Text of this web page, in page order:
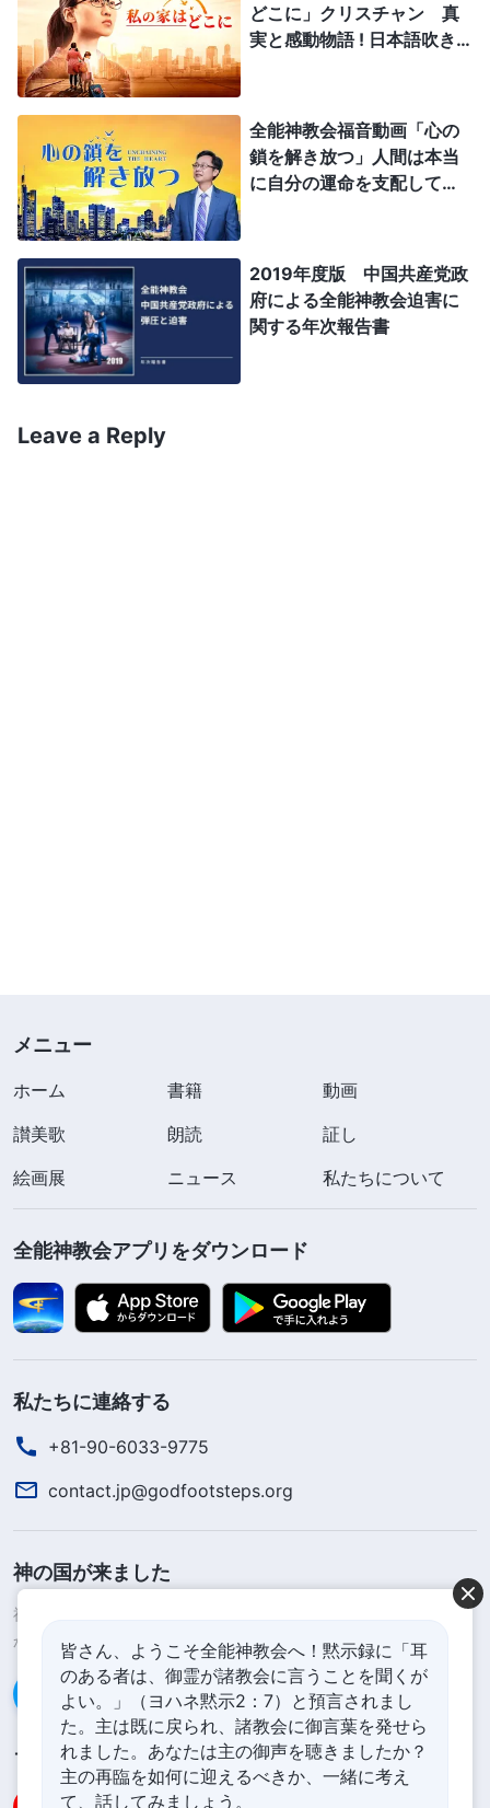
どこに」クリスチャン 真
実と感動物語 ! 日本語吹き
全能神教会福音動画「心の
鎖を解き放つ」人間は本当
に自分の運命を支配してい
2019年度版 中国共産党政
府による全能神教会迫害に
関する年次報告書
Leave a Reply
メニュー
ホーム 書籍
動画
讃美歌
朗読
証し
絵画展
ニュース 私たちについて
全能神教会アプリをダウンロード
私たちに連絡する
+81-90-6033-9775
contact.jp@godfootsteps.org
神の国が来ました
神の国が地上に降臨したのです！あなたは神の国に入りたいです
か？
Line経由で連絡する
フォローする
皆さん、ようこそ全能神教会へ！黙示録に「耳
のある者は、御霊が諸教会に言うことを聞くが
よい。」（ヨハネ黙示2：7）と預言されまし
た。主は既に戻られ、諸教会に御言葉を発せら
れました。あなたは主の御声を聴きましたか？
主の再臨を如何に迎えるべきか、一緒に考え
て、話してみましょう。